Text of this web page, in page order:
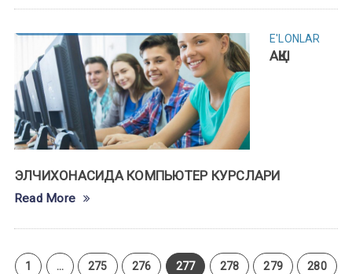
E'LONLAR
АҚШ
ЭЛЧИХОНАСИДА КОМПЬЮТЕР КУРСЛАРИ
Read More
1 … 275 276 277 278 279 280